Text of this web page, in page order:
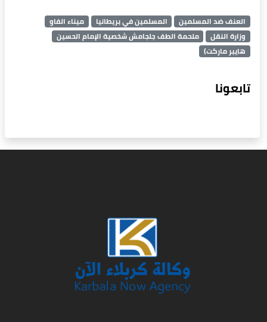
العنف ضد المسلمين المسلمين في بريطانيا
ميناء الفاو
وزارة النقل
ملحمة الطف جلجامش شخصية الإمام الحسين
هايبر ماركت)
تابعونا